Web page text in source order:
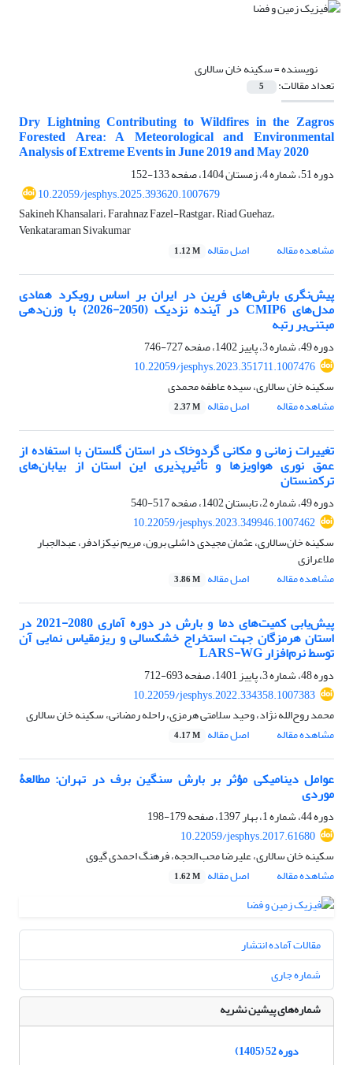
نویسنده =سکینه خان سالاری
تعداد مقالات: 5
Dry Lightning Contributing to Wildfires in the Zagros
Forested Area: A Meteorological and Environmental
Analysis of Extreme Events in June 2019 and May 2020
دوره 51، شماره 4، زمستان 1404، صفحه
133-152
10.22059/jesphys.2025.393620.1007679
Sakineh Khansalari، Farahnaz Fazel-Rastgar، Riad Guehaz،
Venkataraman Sivakumar
مشاهده مقاله
اصل مقاله 1.12 M
پیش‌نگری بارش‌های فرین در ایران بر اساس رویکرد همادی
مدل‌های CMIP6 در آینده نزدیک (2050-2026) با وزن‌دهی
مبتنی‌بر رتبه
دوره 49، شماره 3، پاییز 1402، صفحه
727-746
10.22059/jesphys.2023.351711.1007476
سکینه خان سالاری، سیده عاطفه محمدی
مشاهده مقاله
اصل مقاله 2.37 M
تغییرات زمانی و مکانی گردوخاک در استان گلستان با استفاده از
عمق نوری هواویزها و تأثیرپذیری این استان از بیابان‌های
ترکمنستان
دوره 49، شماره 2، تابستان 1402، صفحه
517-540
10.22059/jesphys.2023.349946.1007462
سکینه خان‌سالاری، عثمان مجیدی داشلی برون، مریم نیکزادفر، عبدالجبار
ملاعرازی
مشاهده مقاله
اصل مقاله 3.86 M
پیش‌یابی کمیت‌های دما و بارش در دوره آماری 2080-2021 در
استان هرمزگان جهت استخراج خشکسالی و ریزمقیاس نمایی آن
توسط نرم‌افزار LARS-WG
دوره 48، شماره 3، پاییز 1401، صفحه
693-712
10.22059/jesphys.2022.334358.1007383
محمد روح‌الله نژاد، وحید سلامتی هرمزی، راحله رمضانی، سکینه خان سالاری
مشاهده مقاله
اصل مقاله 4.17 M
عوامل دینامیکی مؤثر بر بارش سنگین برف در تهران: مطالعۀ
موردی
دوره 44، شماره 1، بهار 1397، صفحه
179-198
10.22059/jesphys.2017.61680
سکینه خان سالاری، علیرضا محب الحجه، فرهنگ احمدی گیوی
مشاهده مقاله
اصل مقاله 1.62 M
مقالات آماده انتشار
شماره جاری
شماره‌های پیشین نشریه
دوره 52 (1405)